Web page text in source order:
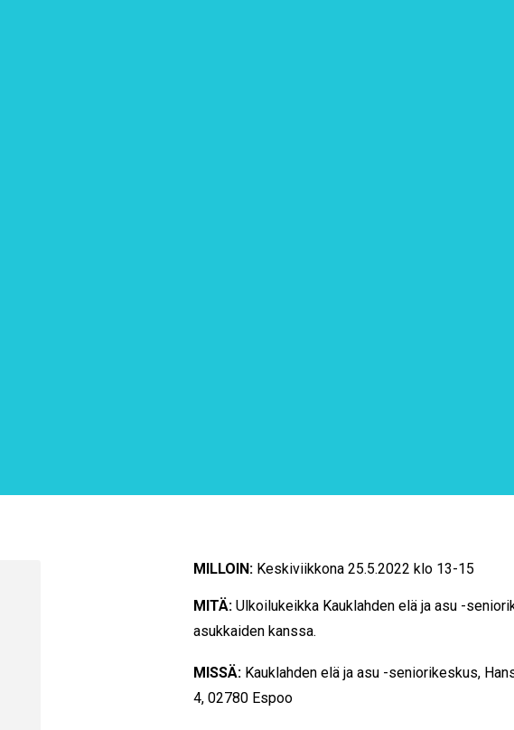
MILLOIN: Keskiviikkona 25.5.2022 klo 13-15
MITÄ: Ulkoilukeikka Kauklahden elä ja asu -
asukkaiden kanssa.
MISSÄ: Kauklahden elä ja asu -seniorikeskus,
4, 02780 Espoo